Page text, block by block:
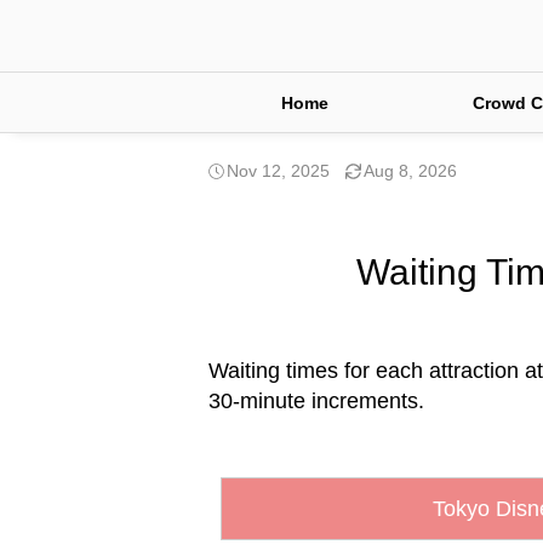
Home Crowd
Nov 12, 2025 Aug 8, 2026
Waiting
Waiting times for each attraction
30-minute increments.
Tokyo